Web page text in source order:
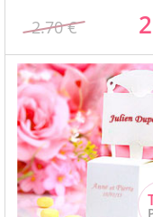
2.70 €